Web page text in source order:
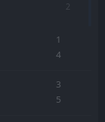
2
1
4
3
5